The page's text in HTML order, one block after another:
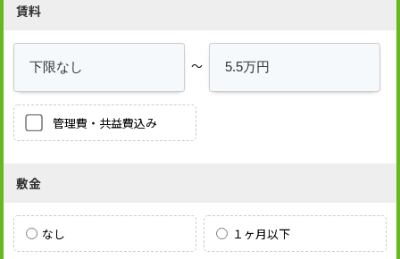
賃料
～
管理費・共益費込み
敷金
なし １ヶ月以下